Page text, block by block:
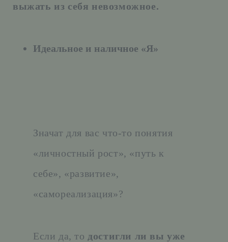
выжать из себя невозможное.
Идеальное и наличное «Я»
Значат для вас что-то понятия
«личностный рост», «путь к
себе», «развитие»,
«самореализация»?
Если да, то достигли ли вы уже